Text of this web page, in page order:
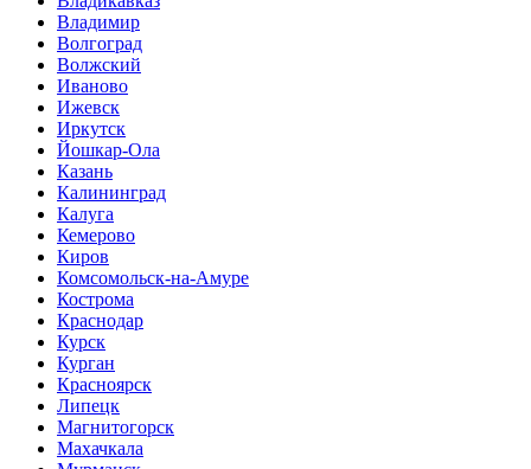
Владимир
Волгоград
Волжский
Иваново
Ижевск
Иркутск
Йошкар-Ола
Казань
Калининград
Калуга
Кемерово
Киров
Комсомольск-на-Амуре
Кострома
Краснодар
Курск
Курган
Красноярск
Липецк
Магнитогорск
Махачкала